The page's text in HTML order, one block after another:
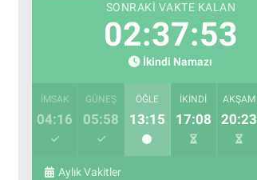
SONRAKI VAKTE KALAN
02:37:52
İkindi Namazı
İMSAK
04:16
GÜNEŞ
05:58
ÖĞLE
13:15
İKINDI
17:08
AKŞAM
20:23
Aylık Vakitler